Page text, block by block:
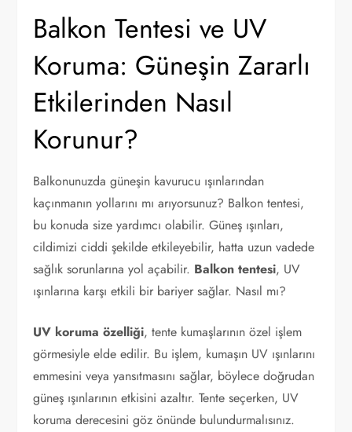
Balkon Tentesi ve UV
Koruma: Güneşin Zararlı
Etkilerinden Nasıl
Korunur?
Balkonunuzda güneşin kavurucu ışınlarından
kaçınmanın yollarını mı arıyorsunuz? Balkon tentesi,
bu konuda size yardımcı olabilir. Güneş ışınları,
cildimizi ciddi şekilde etkileyebilir, hatta uzun vadede
sağlık sorunlarına yol açabilir. Balkon tentesi, UV
ışınlarına karşı etkili bir bariyer sağlar. Nasıl mı?
UV koruma özelliği, tente kumaşlarının özel işlem
görmesiyle elde edilir. Bu işlem, kumaşın UV ışınlarını
emmesini veya yansıtmasını sağlar, böylece doğrudan
güneş ışınlarının etkisini azaltır. Tente seçerken, UV
koruma derecesini göz önünde bulundurmalısınız.